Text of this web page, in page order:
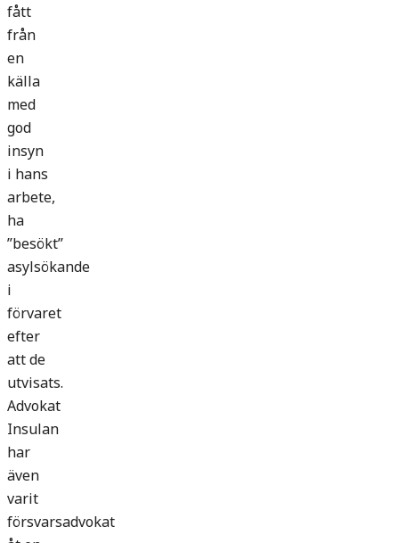
fått
från
en
källa
med
god
insyn
i hans
arbete,
ha
”besökt”
asylsökande
i
förvaret
efter
att de
utvisats.
Advokat
Insulan
har
även
varit
försvarsadvokat